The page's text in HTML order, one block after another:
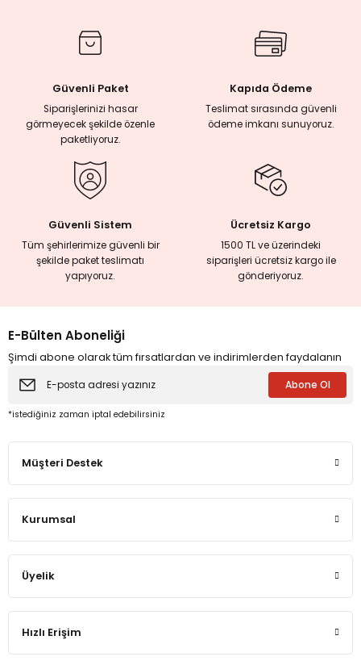
Güvenli Paket
Siparişlerinizi hasar
görmeyecek şekilde özenle
paketliyoruz.
Kapıda Ödeme
Teslimat sırasında güvenli
ödeme imkanı sunuyoruz.
Güvenli Sistem
Tüm şehirlerimize güvenli bir
şekilde paket teslimatı
yapıyoruz.
Ücretsiz Kargo
1500 TL ve üzerindeki
siparişleri ücretsiz kargo ile
gönderiyoruz.
E-Bülten Aboneliği
Şimdi abone olarak tüm fırsatlardan ve indirimlerden faydalanın
Abone Ol
*istediğiniz zaman iptal edebilirsiniz
Müşteri Destek
Kurumsal
Üyelik
Hızlı Erişim